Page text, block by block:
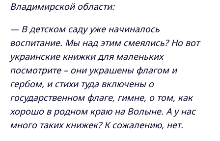
Владимирской области:
— В детском саду уже начиналось
воспитание. Мы над этим смеялись? Но вот
украинские книжки для маленьких
посмотрите – они украшены флагом и
гербом, и стихи туда включены о
государственном флаге, гимне, о том, как
хорошо в родном краю на Волыне. А у нас
много таких книжек? К сожалению, нет.